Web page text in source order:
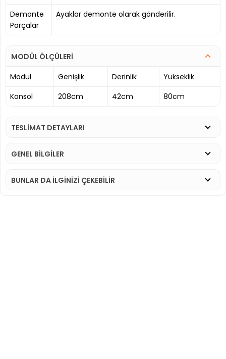
Demonte
Parçalar
Ayaklar demonte olarak gönderilir.
MODÜL ÖLÇÜLERİ
Modül
Genişlik Derinlik
Yükseklik
Konsol
208cm 42cm 80cm
TESLİMAT DETAYLARI
GENEL BİLGİLER
BUNLAR DA İLGINIZI ÇEKEBILIR